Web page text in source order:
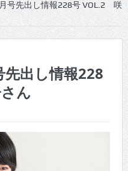
号先出し情報228号 VOL.2 咲
先出し情報228
ん